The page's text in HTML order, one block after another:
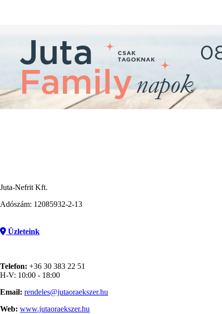
Juta-Nefrit Kft.
Adószám: 12085932-2-13
Üzleteink
Telefon: +36 30 383 22 51
H-V: 10:00 - 18:00
Email: rendeles@jutaoraekszer.hu
Web: www.jutaoraekszer.hu